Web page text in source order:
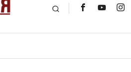
Поиск